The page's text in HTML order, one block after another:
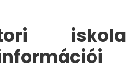
iskola